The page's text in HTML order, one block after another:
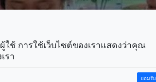
ช้ การใช้เว็บไซต์ของเราแสดงว่าคุณ
รา
ยอมรับ